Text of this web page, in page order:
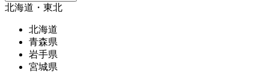
北海道・東北
北海道
青森県
岩手県
宮城県